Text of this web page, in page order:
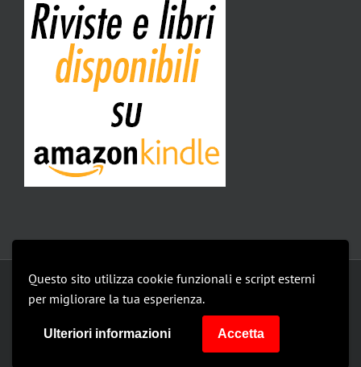
Questo sito utilizza cookie funzionali e script esterni
per migliorare la tua esperienza.
Ulteriori informazioni Accetta
Copyright 2019 Isomedia Srl | All Rights Reserved |privacy policy
Le mie impostazioni